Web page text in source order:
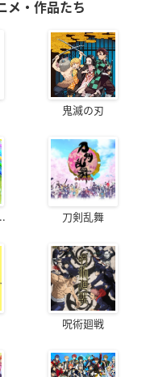
メ・作品たち
鬼滅の刃
刀剣乱舞
呪術廻戦